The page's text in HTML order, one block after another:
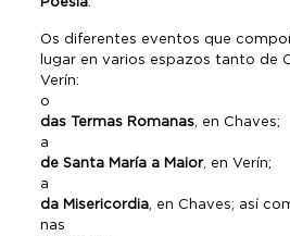
Os diferentes eventos que
lugar en varios espazos tanto de
Verín:
das Termas Romanas, en Chaves;
de Santa María a Maior, en Verín;
da Misericordia, en Chaves; así